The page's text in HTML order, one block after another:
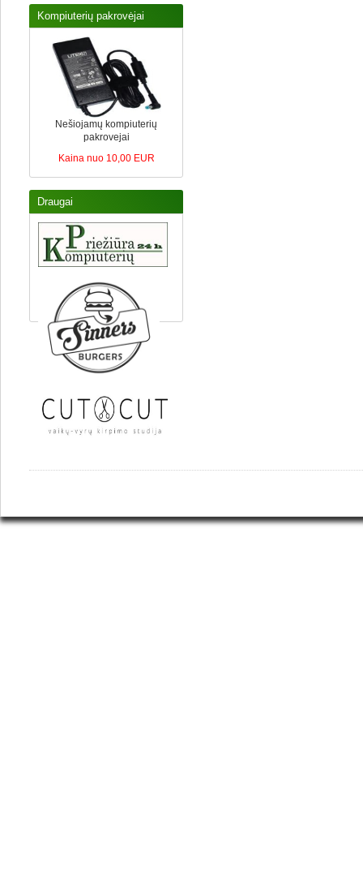
Kompiuterių pakrovėjai
Nešiojamų kompiuterių
pakrovejai
Kaina nuo 10,00 EUR
Draugai